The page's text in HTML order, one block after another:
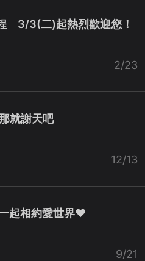
3/3(二)起熱烈歡迎您！
2/23
就謝天吧
12/13
起相約愛世界♥
9/21